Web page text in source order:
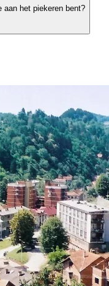
aan het piekeren bent?